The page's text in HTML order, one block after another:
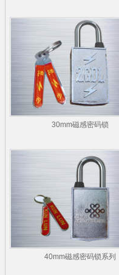
30mm磁感密码锁
40mm磁感密码锁系列